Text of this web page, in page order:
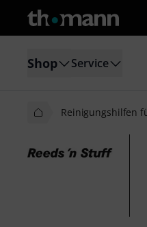
Shop Service
Reinigungshilfen